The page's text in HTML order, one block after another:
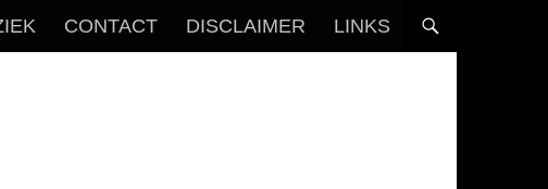
CONTACT DISCLAIMER LINKS